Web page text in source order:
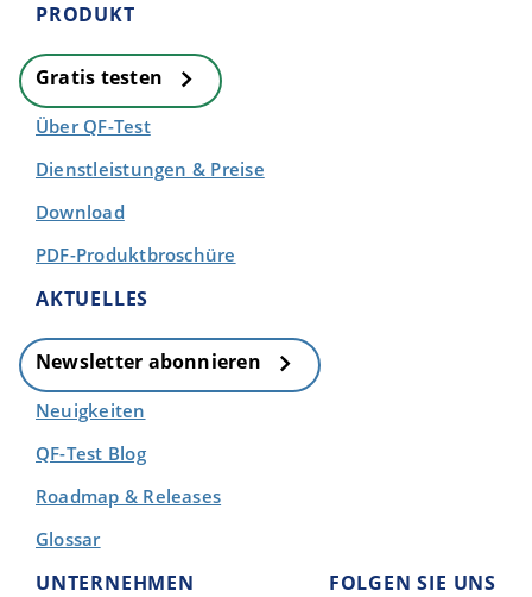
PRODUKT
Gratis testen
Über QF-Test
Dienstleistungen & Preise
Download
PDF-Produktbroschüre
AKTUELLES
Newsletter abonnieren
Neuigkeiten
QF-Test Blog
Roadmap & Releases
Glossar
UNTERNEHMEN FOLGEN SIE UNS